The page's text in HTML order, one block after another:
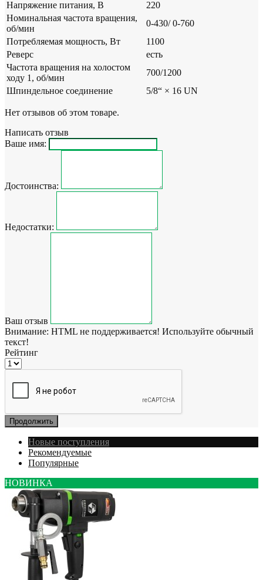
Напряжение питания, B
220
Номинальная частота вращения,
об/мин
0-430/ 0-760
Потребляемая мощность, Вт
1100
Реверс
есть
Частота вращения на холостом
ходу 1, об/мин
700/1200
Шпиндельное соединение
5/8“ × 16 UN
Нет отзывов об этом товаре.
Написать отзыв
Ваше имя:
Достоинства:
Недостатки:
Ваш отзыв
Внимание: HTML не поддерживается! Используйте обычный
текст!
Рейтинг
Продолжить
Новые поступления
Рекомендуемые
Популярные
НОВИНКА